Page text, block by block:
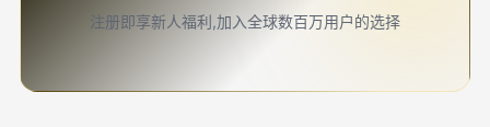
注册即享新人福利,加入全球数百万用户的选择